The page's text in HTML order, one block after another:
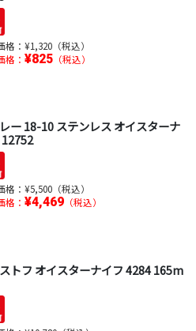
格： ¥1,320（税込）
格： ¥825（税込）
ー 18-10 ステンレス オイスターナ
格： ¥5,500（税込）
格： ¥4,469（税込）
トフ オイスターナイフ 4284 165m